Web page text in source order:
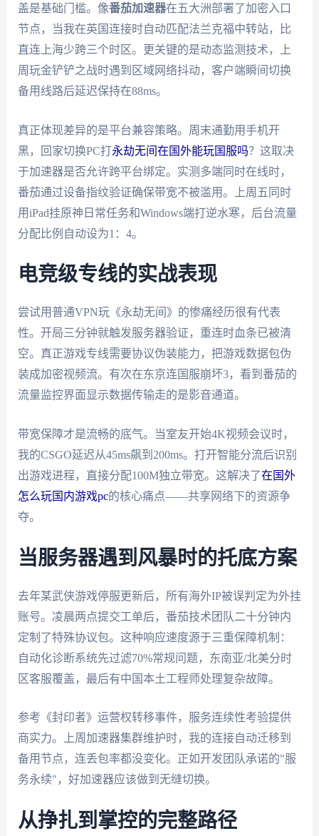
盖是基础门槛。像番茄加速器在五大洲部署了加密入口
节点，当我在英国连接时自动匹配法兰克福中转站，比
直连上海少跨三个时区。更关键的是动态监测技术，上
周玩金铲铲之战时遇到区域网络抖动，客户端瞬间切换
备用线路后延迟保持在88ms。
真正体现差异的是平台兼容策略。周末通勤用手机开
黑，回家切换PC打永劫无间在国外能玩国服吗？这取决
于加速器是否允许跨平台绑定。实测多端同时在线时，
番茄通过设备指纹验证确保带宽不被滥用。上周五同时
用iPad挂原神日常任务和Windows端打逆水寒，后台流量
分配比例自动设为1：4。
电竞级专线的实战表现
尝试用普通VPN玩《永劫无间》的惨痛经历很有代表
性。开局三分钟就触发服务器验证，重连时血条已被清
空。真正游戏专线需要协议伪装能力，把游戏数据包伪
装成加密视频流。有次在东京连国服崩坏3，看到番茄的
流量监控界面显示数据传输走的是影音通道。
带宽保障才是流畅的底气。当室友开始4K视频会议时，
我的CSGO延迟从45ms飙到200ms。打开智能分流后识别
出游戏进程，直接分配100M独立带宽。这解决了在国外
怎么玩国内游戏pc的核心痛点——共享网络下的资源争
夺。
当服务器遇到风暴时的托底方案
去年某武侠游戏停服更新后，所有海外IP被误判定为外挂
账号。凌晨两点提交工单后，番茄技术团队二十分钟内
定制了特殊协议包。这种响应速度源于三重保障机制：
自动化诊断系统先过滤70%常规问题，东南亚/北美分时
区客服覆盖，最后有中国本土工程师处理复杂故障。
参考《封印者》运营权转移事件，服务连续性考验提供
商实力。上周加速器集群维护时，我的连接自动迁移到
备用节点，连丢包率都没变化。正如开发团队承诺的"服
务永续"，好加速器应该做到无缝切换。
从挣扎到掌控的完整路径